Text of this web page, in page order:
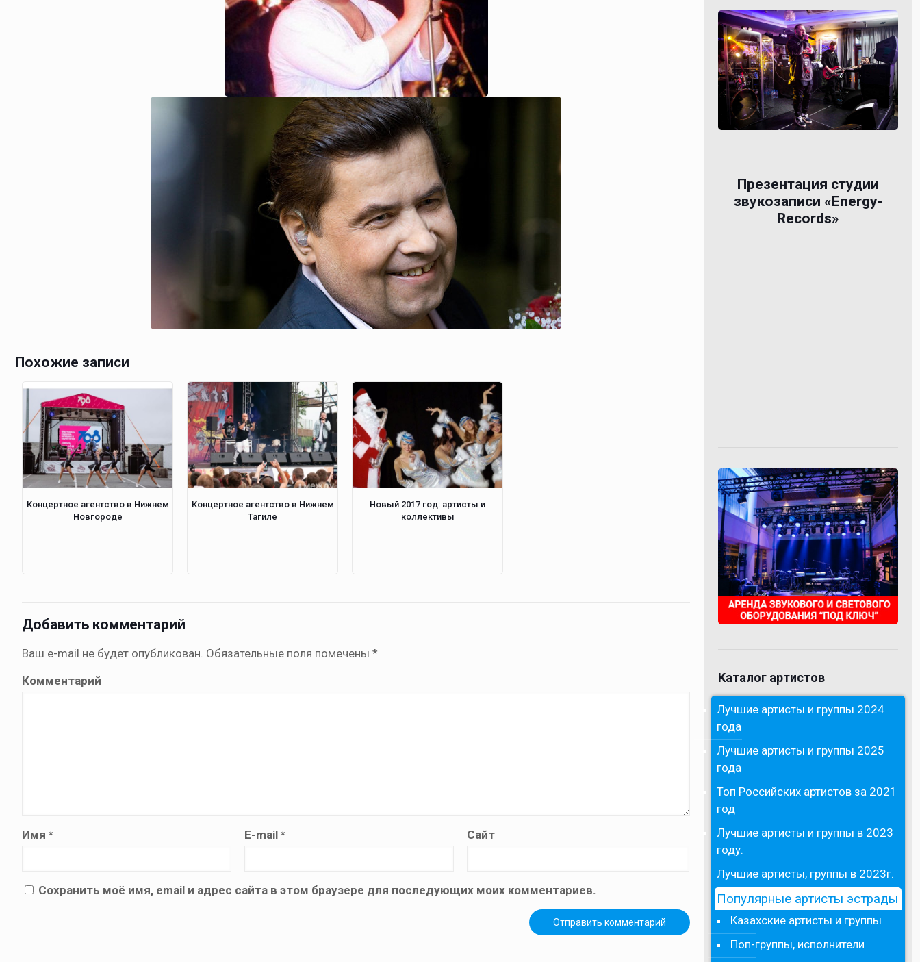
Похожие записи
Концертное агентство в Нижнем
Новгороде
Концертное агентство в Нижнем
Тагиле
Новый 2017 год: артисты и
коллективы
Добавить комментарий
Ваш e-mail не будет опубликован. Обязательные поля помечены *
Комментарий
Имя * E-mail* Сайт
Сохранить моё имя, email и адрес сайта в этом браузере для последующих моих комментариев.
Презентация студии
звукозаписи «Energy-
Records»
Каталог артистов
Лучшие артисты и группы 2024
года
Лучшие артисты и группы 2025
года
Топ Российских артистов за 2021
год
Лучшие артисты и группы в 2023
году.
Лучшие артисты, группы в 2023г.
Популярные артисты эстрады
Казахские артисты и группы
Поп-группы, исполнители